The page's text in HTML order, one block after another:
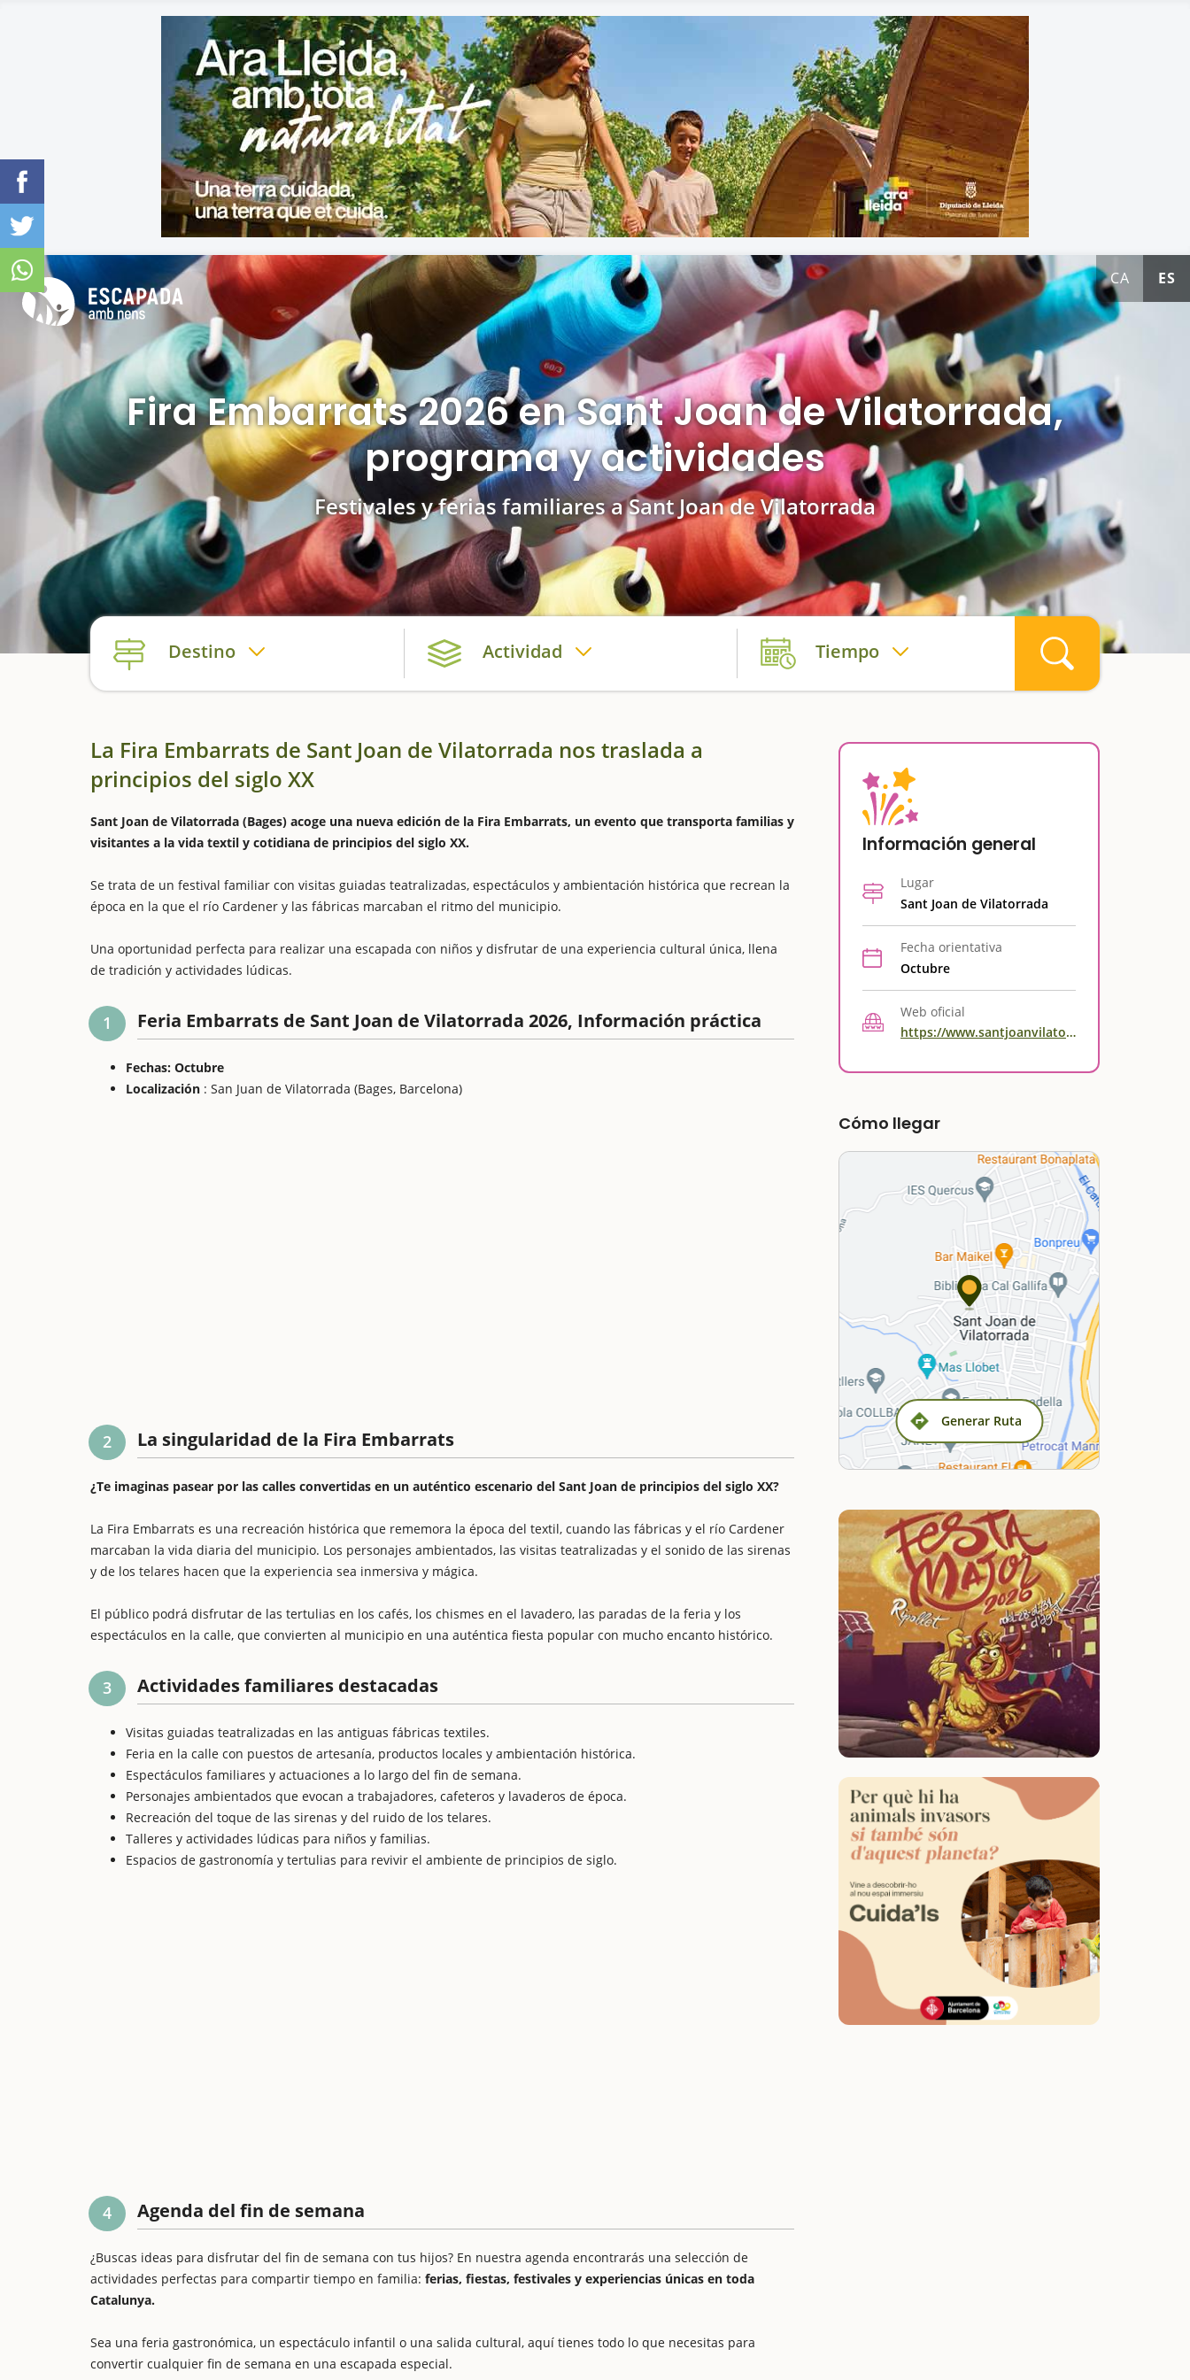
CA ES
Fira Embarrats 2026 en Sant Joan de Vilatorrada,
programa y actividades
Festivales y ferias familiares a Sant Joan de Vilatorrada
Destino Actividad Tiempo
La Fira Embarrats de Sant Joan de Vilatorrada nos traslada a
principios del siglo XX
Sant Joan de Vilatorrada (Bages) acoge una nueva edición de la Fira Embarrats, un evento que transporta familias y
visitantes a la vida textil y cotidiana de principios del siglo XX.
Se trata de un festival familiar con visitas guiadas teatralizadas, espectáculos y ambientación histórica que recrean la
época en la que el río Cardener y las fábricas marcaban el ritmo del municipio.
Una oportunidad perfecta para realizar una escapada con niños y disfrutar de una experiencia cultural única, llena
de tradición y actividades lúdicas.
1 Feria Embarrats de Sant Joan de Vilatorrada 2026, Información práctica
Fechas: Octubre
Localización : San Juan de Vilatorrada (Bages, Barcelona)
2 La singularidad de la Fira Embarrats
¿Te imaginas pasear por las calles convertidas en un auténtico escenario del Sant Joan de principios del siglo XX?
La Fira Embarrats es una recreación histórica que rememora la época del textil, cuando las fábricas y el río Cardener
marcaban la vida diaria del municipio. Los personajes ambientados, las visitas teatralizadas y el sonido de las sirenas
y de los telares hacen que la experiencia sea inmersiva y mágica.
El público podrá disfrutar de las tertulias en los cafés, los chismes en el lavadero, las paradas de la feria y los
espectáculos en la calle, que convierten al municipio en una auténtica fiesta popular con mucho encanto histórico.
3 Actividades familiares destacadas
Visitas guiadas teatralizadas en las antiguas fábricas textiles.
Feria en la calle con puestos de artesanía, productos locales y ambientación histórica.
Espectáculos familiares y actuaciones a lo largo del fin de semana.
Personajes ambientados que evocan a trabajadores, cafeteros y lavaderos de época.
Recreación del toque de las sirenas y del ruido de los telares.
Talleres y actividades lúdicas para niños y familias.
Espacios de gastronomía y tertulias para revivir el ambiente de principios de siglo.
4 Agenda del fin de semana
¿Buscas ideas para disfrutar del fin de semana con tus hijos? En nuestra agenda encontrarás una selección de
actividades perfectas para compartir tiempo en familia: ferias, fiestas, festivales y experiencias únicas en toda
Catalunya.
Sea una feria gastronómica, un espectáculo infantil o una salida cultural, aquí tienes todo lo que necesitas para
convertir cualquier fin de semana en una escapada especial.
Información general
Lugar
Sant Joan de Vilatorrada
Fecha orientativa
Octubre
Web oficial
https://www.santjoanvilatorrada.cat/ca/el-municipi/festes/embarrats
Cómo llegar
Generar Ruta